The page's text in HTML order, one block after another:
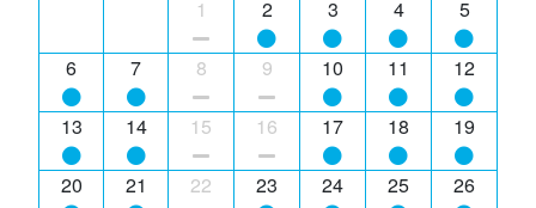
1
2 3 4 5
6 7 8 9 10 11 12
13 14 15 16 17 18 19
20 21 22 23 24 25 26